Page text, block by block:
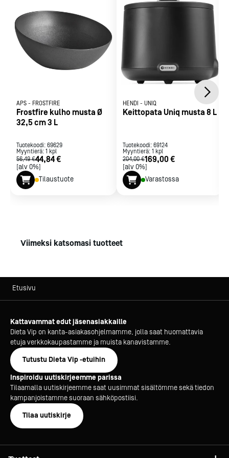
APS - FROSTFIRE
Frostfire kulho musta Ø
32,5 cm 3 L
Tuotekoodi: 69629
Myyntierä: 1 kpl
56,49 €44,84 €
[alv 0%]
Tilaustuote
HENDI - UNIQ
Keittopata Uniq musta 8 L
Tuotekoodi: 69124
Myyntierä: 1 kpl
204,00 €169,00 €
[alv 0%]
Varastossa
Viimeksi katsomasi tuotteet
Etusivu
Kattavammat edut jäsenasiakkaille
Dieta Vip on kanta-asiakasohjelmamme, jolla saat huomattavia
etuja verkkokaupastamme ja muista kanavistamme.
Tutustu Dieta Vip -etuihin
Inspiroidu uutiskirjeemme parissa
Tilaamalla uutiskirjeemme saat uusimmat sisältömme sekä tiedon
kampanjoistamme suoraan sähköpostiisi.
Tilaa uutiskirje